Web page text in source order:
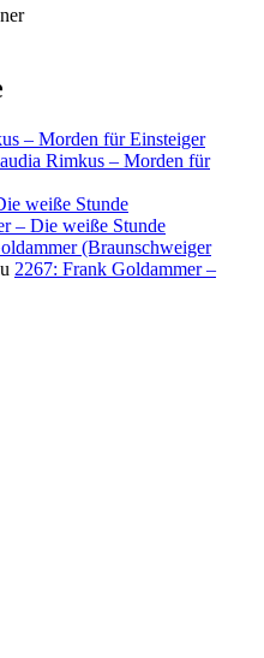
– Morden für Einsteiger
Rimkus – Morden für
weiße Stunde
– Die weiße Stunde
(Braunschweiger
2267: Frank Goldammer –